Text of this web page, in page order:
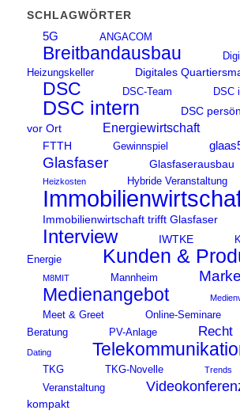
SCHLAGWÖRTER
5G ANGACOM
Breitbandausbau
Heizungskeller
Digitales
DSC DSC-Team DSC
DSC intern DSC
vor Ort
Energiewirtschaft
FTTH Gewinnspiel
Glasfaser Glasfaserausbau
Heizkosten Hybride Veranstaltung
Immobilienwirtschaft trifft Glasfaser
Interview IWTKE
Energie
Kunden &
M8MIT Mannheim
Medienangebot
Meet & Greet Online-Seminare
Beratung
PV-Anlage Recht
Dating
TKG TKG-Novelle Trends
Veranstaltung
kompakt